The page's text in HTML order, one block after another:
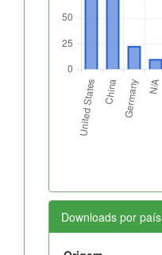
Downloads por país